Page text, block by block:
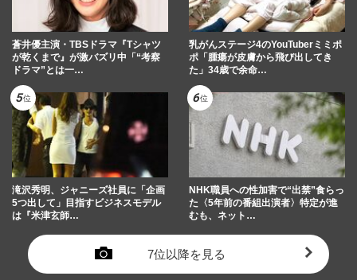
週刊女性PRIME 2024/6/11
蒼井優主演・TBSドラマ『Tシャツ
が乾くまで』が激バズリ中「“考察
ドラマ”とは一…
乳がんステージ4のYouTuberミミポ
ポ「腫瘍が皮膚から飛び出してき
た」34歳で余命…
滝沢秀明、ジャニーズ社員に「企画
5つ出して」目指すビジネスモデル
は『米津玄師…
NHK職員への性加害で“出禁”食らっ
た〈5年前の番組出演者〉特定が進
むも、ネット…
7位以降を見る